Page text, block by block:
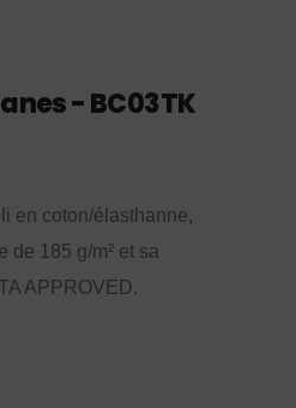
- BC03TK
en coton/élasthanne,
de 185 g/m² et sa
APPROVED.